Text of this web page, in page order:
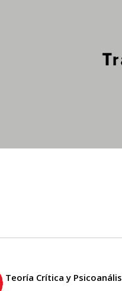
Teoría Crítica y